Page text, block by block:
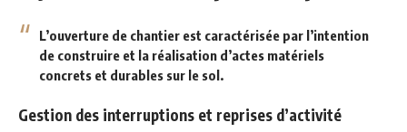
L’ouverture de chantier est caractérisée par l’intention
de construire et la réalisation d’actes matériels
concrets et durables sur le sol.
Gestion des interruptions et reprises d’activité